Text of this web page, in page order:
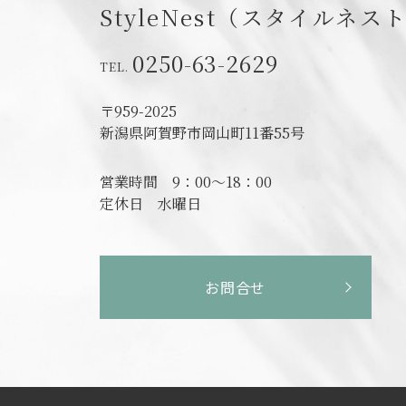
StyleNest（スタイルネス
0250-63-2629
〒959-2025
新潟県阿賀野市岡山町11番55号
営業時間 9：00～18：00
定休日 水曜日
お問合せ